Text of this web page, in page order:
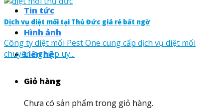
Tin tức
Hình ảnh
Liên hệ
Giỏ hàng
Chưa có sản phẩm trong giỏ hàng.
Dịch vụ diệt mối tại Thủ Đức giá rẻ bất ngờ
Công ty diệt mối Pest One cung cấp dịch vụ diệt mối
chuyên nghiệp uy...